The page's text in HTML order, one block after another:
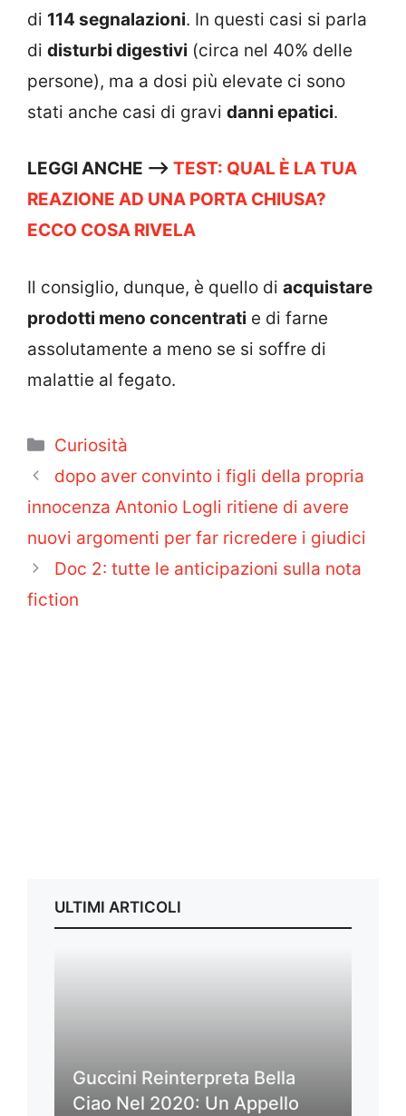
di 114 segnalazioni. In questi casi si parla
di disturbi digestivi (circa nel 40% delle
persone), ma a dosi più elevate ci sono
stati anche casi di gravi danni epatici.
LEGGI ANCHE –> TEST: QUAL È LA TUA
REAZIONE AD UNA PORTA CHIUSA?
ECCO COSA RIVELA
Il consiglio, dunque, è quello di acquistare
prodotti meno concentrati e di farne
assolutamente a meno se si soffre di
malattie al fegato.
Categorie
Curiosità
dopo aver convinto i figli della propria
innocenza Antonio Logli ritiene di avere
nuovi argomenti per far ricredere i giudici
Doc 2: tutte le anticipazioni sulla nota
fiction
ULTIMI ARTICOLI
Guccini Reinterpreta Bella
Ciao Nel 2020: Un Appello